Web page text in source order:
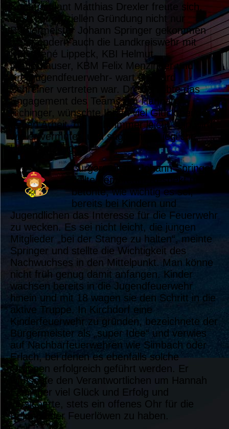
Kommandant Matthias Drexler freute sich,
dass zur offiziellen Gründung nicht nur
Bürgermeister Johann Springer gekommen
war, sondern auch die Landkreiswehr mit
KBR René Lippeck, KBI Helmut
Niederhauser, KBM Felix Menzinger und
Kreisjugendfeuerwehr- wart Gerhard
Schreiner vertreten war. Drexler lobte das
Engagement des Teams um Hannah
Eichinger, wünschte Ihnen viel Glück bei der
neuen Arbeit, die nicht immer leicht sein wird,
wie er vermutet, und sagte ihnen jegliche
Unterstützung zu.
Bürgermeister Johann Springer
zollte dem Team Respekt und
betonte, wie wichtig es sei,
bereits bei Kindern und
Jugendlichen das Interesse für die Feuerwehr
zu wecken. Es sei nicht leicht, die jungen
Mitglieder „bei der Stange zu halten“, meinte
Springer und stellte die Wichtigkeit des
Nachwuchses in den Mittelpunkt. Man könne
nicht früh genug damit anfangen. Kinder
wachsen bereits in die Jugendfeuerwehr
hinein und mit 18 wagen sie den Schritt in die
aktive Truppe. In Kirchdorf eine
Kinderfeuerwehr zu gründen, bezeichnete der
Bürgermeister als „super Idee“ und verwies
auf Nachbarfeuerwehren wie Simbach oder
Erlach, bei denen es ebenfalls solche
Gruppen erfolgreich geführt werden. Er
wünschte den Verantwortlichen um Hannah
Eichinger viel Glück und Erfolg und
versicherte, stets ein offenes Ohr für die
Belange der Feuerlöwen zu haben.